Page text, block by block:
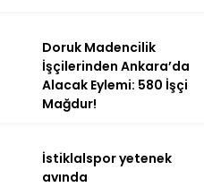
Ekonomi
Doruk Madencilik
İşçilerinden Ankara’da
Alacak Eylemi: 580 İşçi
Mağdur!
İstiklalspor yetenek
avında